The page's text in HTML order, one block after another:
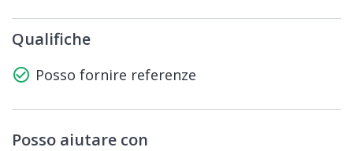
Qualifiche
check_circle_outline Posso fornire referenze
Posso aiutare con